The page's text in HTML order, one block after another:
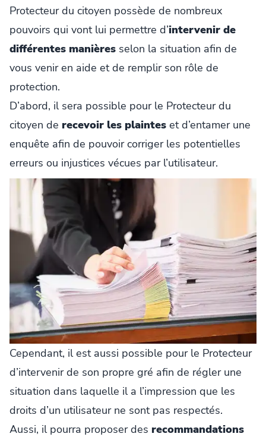
Protecteur du citoyen possède de nombreux
pouvoirs qui vont lui permettre d’intervenir de
différentes manières selon la situation afin de
vous venir en aide et de remplir son rôle de
protection.
D’abord, il sera possible pour le Protecteur du
citoyen de recevoir les plaintes et d’entamer une
enquête afin de pouvoir corriger les potentielles
erreurs ou injustices vécues par l’utilisateur.
Cependant, il est aussi possible pour le Protecteur
d’intervenir de son propre gré afin de régler une
situation dans laquelle il a l’impression que les
droits d’un utilisateur ne sont pas respectés.
Aussi, il pourra proposer des recommandations